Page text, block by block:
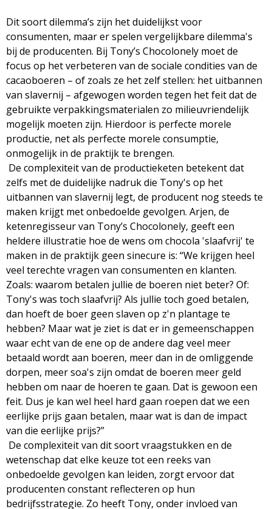
Dit soort dilemma’s zijn het duidelijkst voor
consumenten, maar er spelen vergelijkbare dilemma's
bij de producenten. Bij Tony’s Chocolonely moet de
focus op het verbeteren van de sociale condities van de
cacaoboeren – of zoals ze het zelf stellen: het uitbannen
van slavernij – afgewogen worden tegen het feit dat de
gebruikte verpakkingsmaterialen zo milieuvriendelijk
mogelijk moeten zijn. Hierdoor is perfecte morele
productie, net als perfecte morele consumptie,
onmogelijk in de praktijk te brengen.
De complexiteit van de productieketen betekent dat
zelfs met de duidelijke nadruk die Tony's op het
uitbannen van slavernij legt, de producent nog steeds te
maken krijgt met onbedoelde gevolgen. Arjen, de
ketenregisseur van Tony’s Chocolonely, geeft een
heldere illustratie hoe de wens om chocola 'slaafvrij' te
maken in de praktijk geen sinecure is: “We krijgen heel
veel terechte vragen van consumenten en klanten.
Zoals: waarom betalen jullie de boeren niet beter? Of:
Tony's was toch slaafvrij? Als jullie toch goed betalen,
dan hoeft de boer geen slaven op z'n plantage te
hebben? Maar wat je ziet is dat er in gemeenschappen
waar echt van de ene op de andere dag veel meer
betaald wordt aan boeren, meer dan in de omliggende
dorpen, meer soa's zijn omdat de boeren meer geld
hebben om naar de hoeren te gaan. Dat is gewoon een
feit. Dus je kan wel heel hard gaan roepen dat we een
eerlijke prijs gaan betalen, maar wat is dan de impact
van die eerlijke prijs?”
De complexiteit van dit soort vraagstukken en de
wetenschap dat elke keuze tot een reeks van
onbedoelde gevolgen kan leiden, zorgt ervoor dat
producenten constant reflecteren op hun
bedrijfsstrategie. Zo heeft Tony, onder invloed van